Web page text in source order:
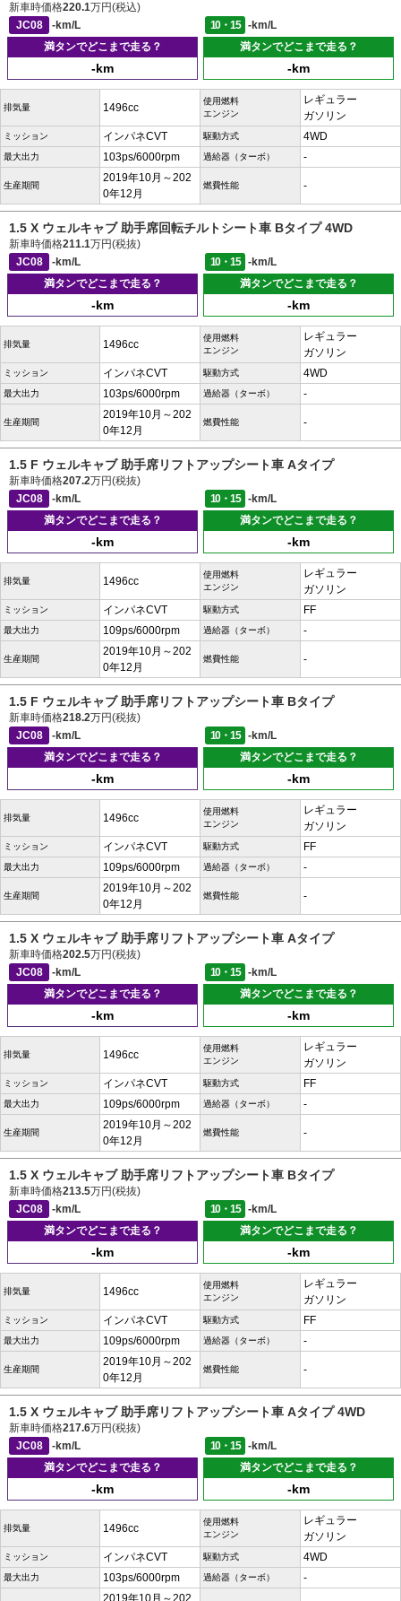
新車時価格220.1万円(税込)
JC08
-km/L 10・15
-km/L
満タンでどこまで走る？
-km
満タンでどこまで走る？
-km
排気量 1496cc
使用燃料
エンジン
レギュラー
ガソリン
ミッション インパネCVT 駆動方式 4WD
最大出力 103ps/6000rpm 過給器（ターボ） -
生産期間
2019年10月～202
0年12月
燃費性能 -
1.5 X ウェルキャブ 助手席回転チルトシート車 Bタイプ 4WD
新車時価格211.1万円(税抜)
JC08
-km/L 10・15
-km/L
満タンでどこまで走る？
-km
満タンでどこまで走る？
-km
排気量 1496cc
使用燃料
エンジン
レギュラー
ガソリン
ミッション インパネCVT 駆動方式 4WD
最大出力 103ps/6000rpm 過給器（ターボ） -
生産期間
2019年10月～202
0年12月
燃費性能 -
1.5 F ウェルキャブ 助手席リフトアップシート車 Aタイプ
新車時価格207.2万円(税抜)
JC08
-km/L 10・15
-km/L
満タンでどこまで走る？
-km
満タンでどこまで走る？
-km
排気量 1496cc
使用燃料
エンジン
レギュラー
ガソリン
ミッション インパネCVT 駆動方式 FF
最大出力 109ps/6000rpm 過給器（ターボ） -
生産期間
2019年10月～202
0年12月
燃費性能 -
1.5 F ウェルキャブ 助手席リフトアップシート車 Bタイプ
新車時価格218.2万円(税抜)
JC08
-km/L 10・15
-km/L
満タンでどこまで走る？
-km
満タンでどこまで走る？
-km
排気量 1496cc
使用燃料
エンジン
レギュラー
ガソリン
ミッション インパネCVT 駆動方式 FF
最大出力 109ps/6000rpm 過給器（ターボ） -
生産期間
2019年10月～202
0年12月
燃費性能 -
1.5 X ウェルキャブ 助手席リフトアップシート車 Aタイプ
新車時価格202.5万円(税抜)
JC08
-km/L 10・15
-km/L
満タンでどこまで走る？
-km
満タンでどこまで走る？
-km
排気量 1496cc
使用燃料
エンジン
レギュラー
ガソリン
ミッション インパネCVT 駆動方式 FF
最大出力 109ps/6000rpm 過給器（ターボ） -
生産期間
2019年10月～202
0年12月
燃費性能 -
1.5 X ウェルキャブ 助手席リフトアップシート車 Bタイプ
新車時価格213.5万円(税抜)
JC08
-km/L 10・15
-km/L
満タンでどこまで走る？
-km
満タンでどこまで走る？
-km
排気量 1496cc
使用燃料
エンジン
レギュラー
ガソリン
ミッション インパネCVT 駆動方式 FF
最大出力 109ps/6000rpm 過給器（ターボ） -
生産期間
2019年10月～202
0年12月
燃費性能 -
1.5 X ウェルキャブ 助手席リフトアップシート車 Aタイプ 4WD
新車時価格217.6万円(税抜)
JC08
-km/L 10・15
-km/L
満タンでどこまで走る？
-km
満タンでどこまで走る？
-km
排気量 1496cc
使用燃料
エンジン
レギュラー
ガソリン
ミッション インパネCVT 駆動方式 4WD
最大出力 103ps/6000rpm 過給器（ターボ）
-